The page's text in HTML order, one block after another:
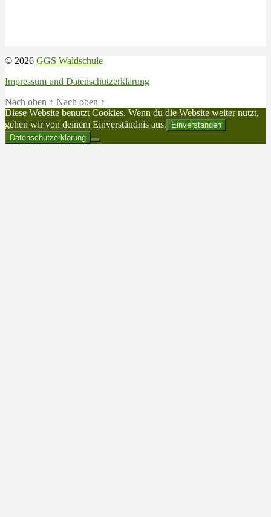
© 2026 GGS Waldschule
Impressum und Datenschutzerklärung
Nach oben ↑ Nach oben ↑
Diese Website benutzt Cookies. Wenn du die Website weiter nutzt,
gehen wir von deinem Einverständnis aus.
Einverstanden
Datenschutzerklärung